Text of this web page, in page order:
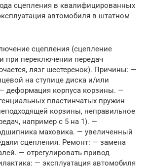
сцепления в квалифицированных
автомобиля в штатном
сцепления (сцепление
при переключении передач
лязг шестеренок). Причины: —
на ступице диска и/или
деформация корпуса корзины. —
пластинчатых пружин
корзины, неправильное
например с 5 на 1). —
маховика. — увеличенный
сцепления. Ремонт: — замена
— отрегулировать привод
— эксплуатация автомобиля